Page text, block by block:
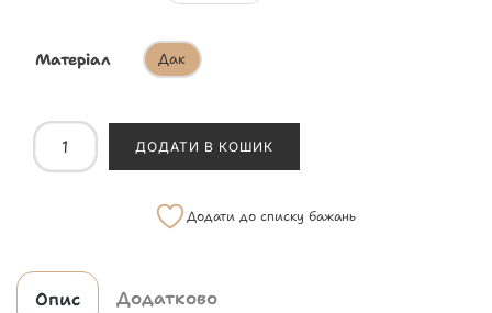
Матеріал Дак
ДОДАТИ В КОШИК
Додати до списку бажань
Опис Додатково